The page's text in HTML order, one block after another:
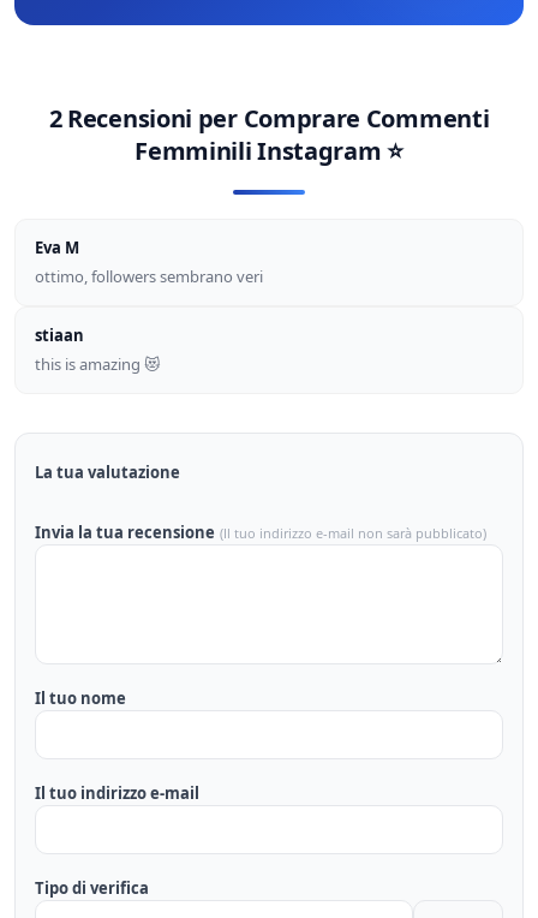
2 Recensioni per Comprare Commenti
Femminili Instagram⭐
Eva M
ottimo, followers sembrano veri
stiaan
this is amazing 😻
La tua valutazione
Invia la tua recensione (Il tuo indirizzo e-mail non sarà pubblicato)
Il tuo nome
Il tuo indirizzo e-mail
Tipo di verifica